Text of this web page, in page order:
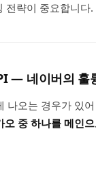
전략이 중요합니다.
— 네이버의 훌
나오는 경우가 있
오 중 하나를 메인